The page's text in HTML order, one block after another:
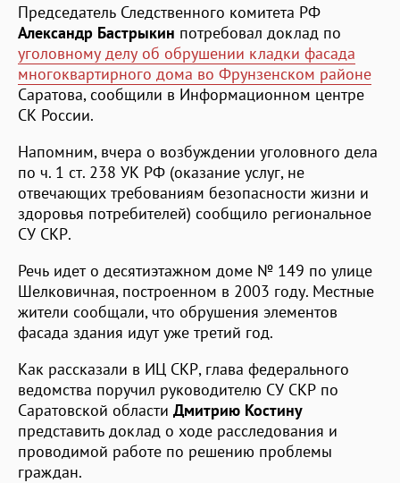
Председатель Следственного комитета РФ
Александр Бастрыкин потребовал доклад по
уголовному делу об обрушении кладки фасада
многоквартирного дома во Фрунзенском районе
Саратова, сообщили в Информационном центре
СК России.
Напомним, вчера о возбуждении уголовного дела
по ч. 1 ст. 238 УК РФ (оказание услуг, не
отвечающих требованиям безопасности жизни и
здоровья потребителей) сообщило региональное
СУ СКР.
Речь идет о десятиэтажном доме № 149 по улице
Шелковичная, построенном в 2003 году. Местные
жители сообщали, что обрушения элементов
фасада здания идут уже третий год.
Как рассказали в ИЦ СКР, глава федерального
ведомства поручил руководителю СУ СКР по
Саратовской области Дмитрию Костину
представить доклад о ходе расследования и
проводимой работе по решению проблемы
граждан.